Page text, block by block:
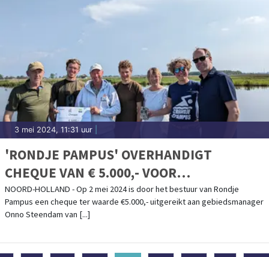
3 mei 2024, 11:31 uur
'RONDJE PAMPUS' OVERHANDIGT
CHEQUE VAN € 5.000,- VOOR
OTTERONDERZOEK
NOORD-HOLLAND - Op 2 mei 2024 is door het bestuur van Rondje
Pampus een cheque ter waarde €5.000,- uitgereikt aan gebiedsmanager
Onno Steendam van [...]